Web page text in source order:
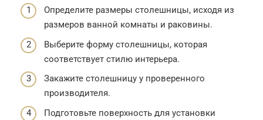
Определите размеры столешницы, исходя из
размеров ванной комнаты и раковины.
Выберите форму столешницы, которая
соответствует стилю интерьера.
Закажите столешницу у проверенного
производителя.
Подготовьте поверхность для установки